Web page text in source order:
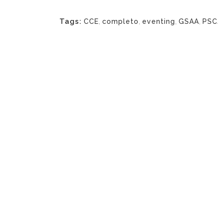
Tags: CCE completo eventing GSAA